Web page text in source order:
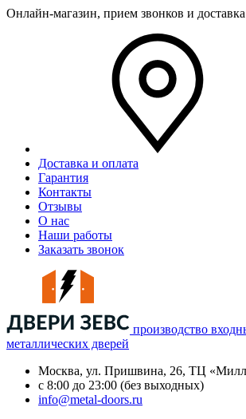
Онлайн-магазин, прием звонков и
Доставка и оплата
Гарантия
Контакты
Отзывы
О нас
Наши работы
Заказать звонок
производство
металлических дверей
Москва, ул. Пришвина, 26, ТЦ
с 8:00 до 23:00 (без выходных)
info@metal-doors.ru